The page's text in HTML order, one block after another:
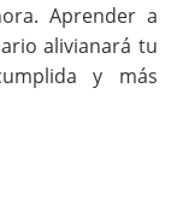
Aprender a
alivianará tu
y más